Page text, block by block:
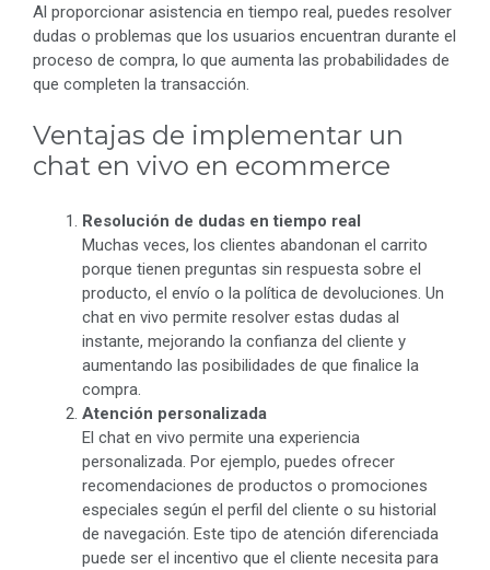
Al proporcionar asistencia en tiempo real, puedes resolver
dudas o problemas que los usuarios encuentran durante el
proceso de compra, lo que aumenta las probabilidades de
que completen la transacción.
Ventajas de implementar un
chat en vivo en ecommerce
Resolución de dudas en tiempo real
Muchas veces, los clientes abandonan el carrito
porque tienen preguntas sin respuesta sobre el
producto, el envío o la política de devoluciones. Un
chat en vivo permite resolver estas dudas al
instante, mejorando la confianza del cliente y
aumentando las posibilidades de que finalice la
compra.
Atención personalizada
El chat en vivo permite una experiencia
personalizada. Por ejemplo, puedes ofrecer
recomendaciones de productos o promociones
especiales según el perfil del cliente o su historial
de navegación. Este tipo de atención diferenciada
puede ser el incentivo que el cliente necesita para